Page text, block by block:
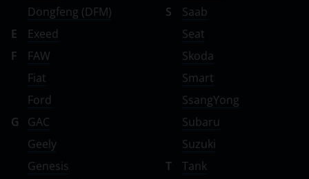
Dongfeng (DFM)
E
Exeed
F
FAW
Fiat
Ford
G
GAC
Geely
Genesis
S
Saab
Seat
Skoda
Smart
SsangYong
Subaru
Suzuki
T
Tank